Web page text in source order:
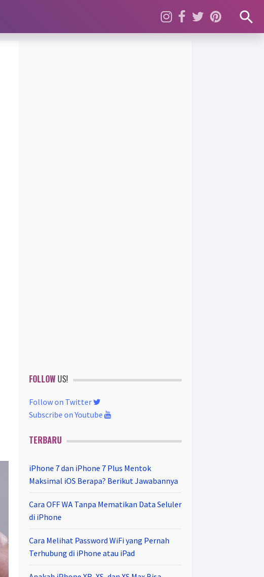
FOLLOW US!
Follow on Twitter
Subscribe on Youtube
TERBARU
iPhone 7 dan iPhone 7 Plus Mentok
Maksimal iOS Berapa? Berikut Jawabannya
Cara OFF WA Tanpa Mematikan Data Seluler
di iPhone
Cara Melihat Password WiFi yang Pernah
Terhubung di iPhone atau iPad